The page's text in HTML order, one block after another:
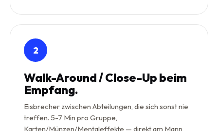
2
Walk-Around / Close-Up beim
Empfang.
Eisbrecher zwischen Abteilungen, die sich sonst nie
treffen. 5-7 Min pro Gruppe,
Karten/Münzen/Mentaleffekte — direkt am Mann,